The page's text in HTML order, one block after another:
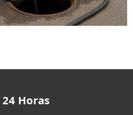
Horas